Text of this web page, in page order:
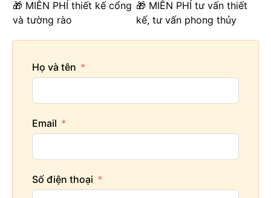
🎁 MIỄN PHÍ thiết kế cổng
và tường rào
🎁 MIỄN PHÍ tư vấn thiết
kế, tư vấn phong thủy
Họ và tên
Email
Số điện thoại